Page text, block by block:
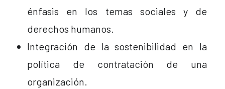
énfasis en los temas sociales y de
derechos humanos.
Integración de la sostenibilidad en la
política de contratación de una
organización.